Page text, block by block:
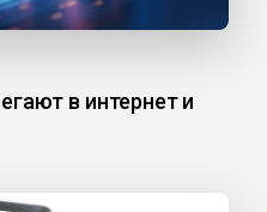
в интернет и